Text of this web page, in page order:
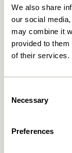
We also share
our social
may combine it
provided to
of their services.
Selection
Necessary
Preferences
Blend Kissen